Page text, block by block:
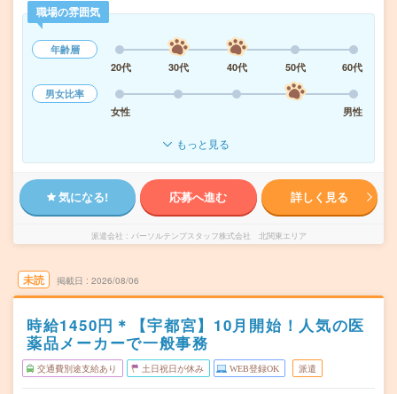
職場の雰囲気
年齢層
20代
30代 40代 50代
60代
男女比率
女性
男性
もっと見る
気になる! 応募へ進む 詳しく見る
派遣会社 パーソルテンプスタッフ株式会社 北関東エリア
未読 掲載日 2026/08/06
時給1450円＊【宇都宮】10月開始！人気の医
薬品メーカーで一般事務
交通費別途支給あり 土日祝日が休み WEB登録OK 派遣